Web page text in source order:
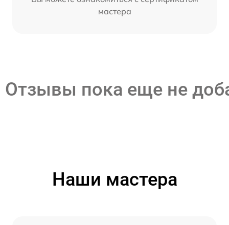
мастера
Отзывы пока еще не
Наши мастера